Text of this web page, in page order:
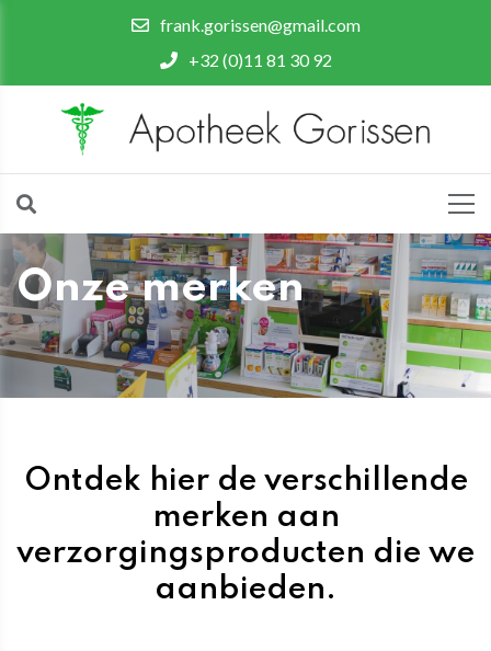
frank.gorissen@gmail.com
+32 (0)11 81 30 92
Onze merken
Ontdek hier de verschillende
merken aan
verzorgingsproducten die we
aanbieden.